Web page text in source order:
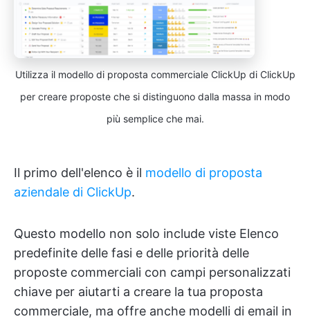
Utilizza il modello di proposta commerciale ClickUp di ClickUp
per creare proposte che si distinguono dalla massa in modo
più semplice che mai.
Il primo dell'elenco è il modello di proposta
aziendale di ClickUp.
Questo modello non solo include viste Elenco
predefinite delle fasi e delle priorità delle
proposte commerciali con campi personalizzati
chiave per aiutarti a creare la tua proposta
commerciale, ma offre anche modelli di email in